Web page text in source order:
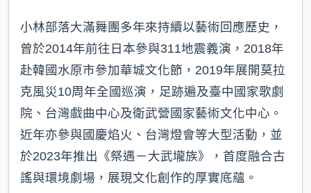
小林部落大滿舞團多年來持續以藝術回應歷史，
曾於2014年前往日本參與311地震義演，2018年
赴韓國水原市參加華城文化節，2019年展開莫拉
克風災10周年全國巡演，足跡遍及臺中國家歌劇
院、台灣戲曲中心及衛武營國家藝術文化中心。
近年亦參與國慶焰火、台灣燈會等大型活動，並
於2023年推出《祭遇－大武壠族》，首度融合古
謠與環境劇場，展現文化創作的厚實底蘊。